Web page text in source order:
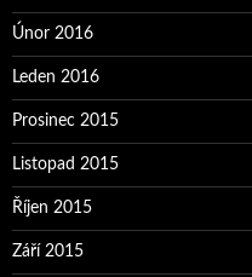
Únor 2016
Leden 2016
Prosinec 2015
Listopad 2015
Říjen 2015
Září 2015